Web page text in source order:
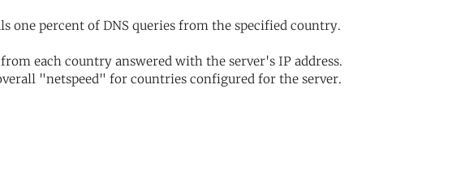
percent of DNS queries from the specified country.
each country answered with the server's IP address.
"netspeed" for countries configured for the server.